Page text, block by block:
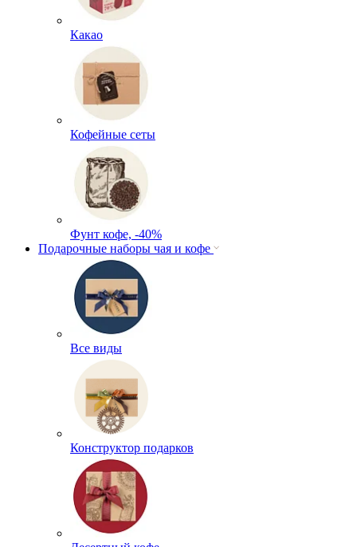
Какао
Кофейные сеты
Фунт кофе, -40%
Подарочные наборы чая и кофе
Все виды
Конструктор подарков